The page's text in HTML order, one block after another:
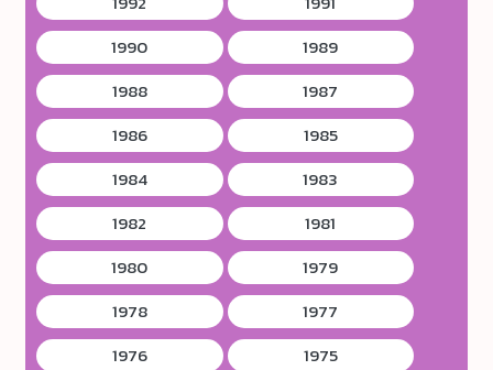
1990
1989
1988
1987
1986
1985
1984
1983
1982
1981
1980
1979
1978
1977
1976
1975